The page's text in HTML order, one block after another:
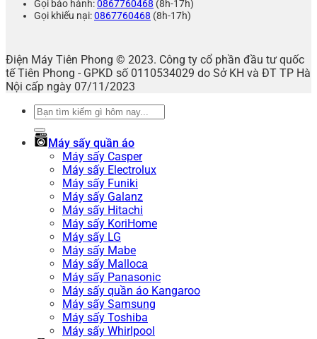
Gọi bảo hành:0867760468 (8h-17h)
Gọi khiếu nại:0867760468 (8h-17h)
Điện Máy Tiên Phong © 2023. Công ty cổ phần đầu tư quốc
tế Tiên Phong - GPKD số 0110534029 do Sở KH và ĐT TP Hà
Nội cấp ngày 07/11/2023
Tìm
Máy sấy quần áo
Máy sấy Casper
Máy sấy Electrolux
Máy sấy Funiki
Máy sấy Galanz
Máy sấy Hitachi
Máy sấy KoriHome
Máy sấy LG
Máy sấy Mabe
Máy sấy Malloca
Máy sấy Panasonic
Máy sấy quần áo Kangaroo
Máy sấy Samsung
Máy sấy Toshiba
Máy sấy Whirlpool